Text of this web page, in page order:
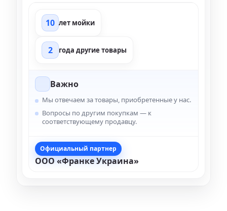
10 лет мойки
2 года другие товары
Важно
Мы отвечаем за товары, приобретенные у нас.
Вопросы по другим покупкам — к
соответствующему продавцу.
Официальный партнер
ООО «Франке Украина»